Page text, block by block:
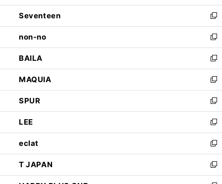
開
く
ウ
で
開
く
ン
ド
ウ
で
開
く
Seventeen
新
し
い
ウ
ィ
ン
ド
ウ
で
開
く
non-no
新
し
い
ウ
ィ
ン
ド
ウ
で
開
く
BAILA
新
し
い
ウ
ィ
ン
ド
ウ
で
開
く
MAQUIA
新
し
い
ウ
ィ
ン
ド
ウ
で
開
SPUR
新
し
い
ウ
ィ
ン
ド
ウ
LEE
新
し
い
ウ
ィ
ン
eclat
新
し
い
ウ
T JAPAN
新
し